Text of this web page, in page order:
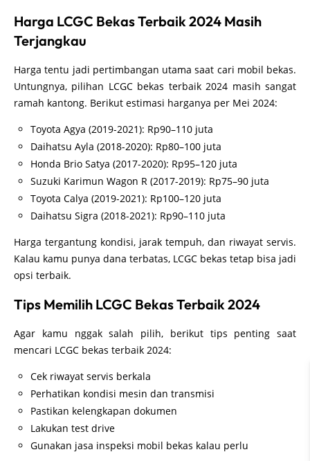
Harga LCGC Bekas Terbaik 2024 Masih
Terjangkau
Harga tentu jadi pertimbangan utama saat cari mobil bekas.
Untungnya, pilihan LCGC bekas terbaik 2024 masih sangat
ramah kantong. Berikut estimasi harganya per Mei 2024:
Toyota Agya (2019-2021): Rp90–110 juta
Daihatsu Ayla (2018-2020): Rp80–100 juta
Honda Brio Satya (2017-2020): Rp95–120 juta
Suzuki Karimun Wagon R (2017-2019): Rp75–90 juta
Toyota Calya (2019-2021): Rp100–120 juta
Daihatsu Sigra (2018-2021): Rp90–110 juta
Harga tergantung kondisi, jarak tempuh, dan riwayat servis.
Kalau kamu punya dana terbatas, LCGC bekas tetap bisa jadi
opsi terbaik.
Tips Memilih LCGC Bekas Terbaik 2024
Agar kamu nggak salah pilih, berikut tips penting saat
mencari LCGC bekas terbaik 2024:
Cek riwayat servis berkala
Perhatikan kondisi mesin dan transmisi
Pastikan kelengkapan dokumen
Lakukan test drive
Gunakan jasa inspeksi mobil bekas kalau perlu